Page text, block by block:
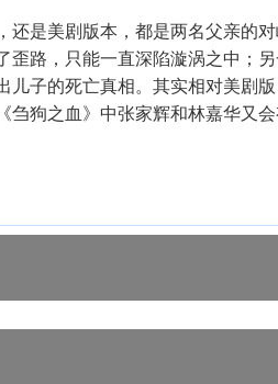
还是美剧版本，都是两名父亲的
歪路，只能一直深陷漩涡之中；
儿子的死亡真相。其实相对美剧
刍狗之血》中张家辉和林嘉华又